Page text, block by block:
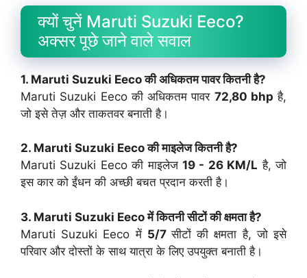
क्यों चुनें Maruti Suzuki Eeco?
अक्सर पूछे जाने वाले सवाल
1. Maruti Suzuki Eeco की अधिकतम पावर कितनी है?
Maruti Suzuki Eeco की अधिकतम पावर 72,80 bhp है,
जो इसे तेज़ और ताकतवर बनाती है।
2. Maruti Suzuki Eeco की माइलेज कितनी है?
Maruti Suzuki Eeco की माइलेज 19 - 26 KM/L है, जो
इस कार को ईंधन की अच्छी बचत प्रदान करती है।
3. Maruti Suzuki Eeco में कितनी सीटों की क्षमता है?
Maruti Suzuki Eeco में 5/7सीटों की क्षमता है, जो इसे
परिवार और दोस्तों के साथ यात्रा के लिए उपयुक्त बनाती है।